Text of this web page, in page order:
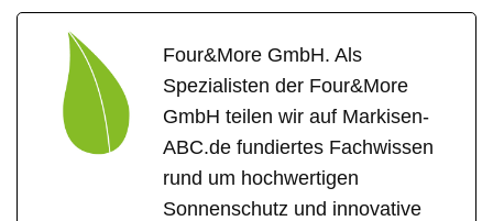
Four&More GmbH. Als
Spezialisten der Four&More
GmbH teilen wir auf Markisen-
ABC.de fundiertes Fachwissen
rund um hochwertigen
Sonnenschutz und innovative